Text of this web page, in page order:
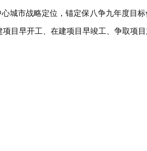
城市战略定位，锚定保八争九年度目
目早开工、在建项目早竣工、争取项目